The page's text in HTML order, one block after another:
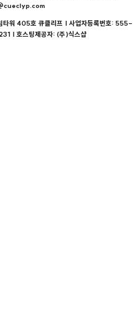
타워 405호 큐클리프 | 사업자등록번호: 555-
| 호스팅제공자: (주)식스샵